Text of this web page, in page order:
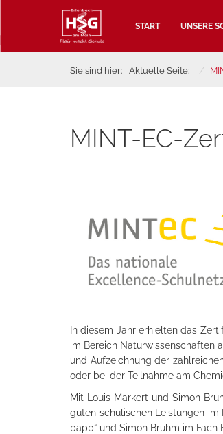
START UNSERE
Sie sind hier: Aktuelle Seite:
MINT-EC-
In diesem Jahr erhielten das
im Bereich Naturwissenschaften
und Aufzeichnung der
oder bei der Teilnahme am
Mit Louis Markert und Simon
guten schulischen Leistungen
bapp“ und Simon Bruhm im